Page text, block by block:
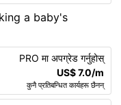
PRO मा अपग्रेड गर्नुहोस्
US$ 7.0/m
कुनै प्रतिबन्धित कार्यहरू छैनन्